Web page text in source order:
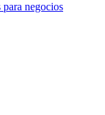
negocios